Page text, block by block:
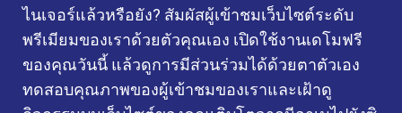
ไนเจอร์แล้วหรือยัง? สัมผัสผู้เข้าชมเว็บไซต์ระดับ
พรีเมียมของเราด้วยตัวคุณเอง เปิดใช้งานเดโมฟรี
ของคุณวันนี้ แล้วดูการมีส่วนร่วมได้ด้วยตาตัวเอง
ทดสอบคุณภาพของผู้เข้าชมของเราและเฝ้าดู